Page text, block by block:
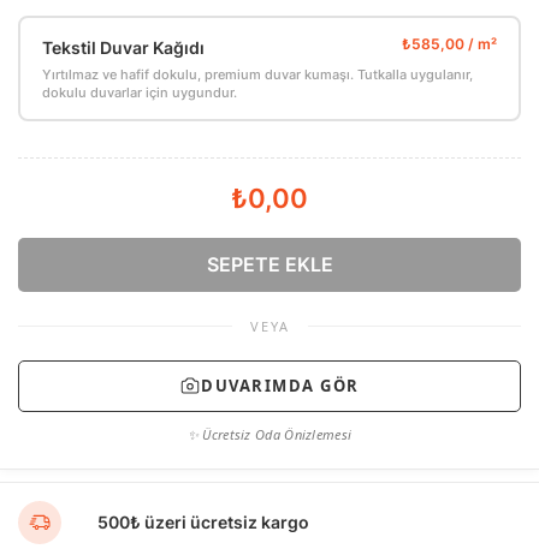
Tekstil Duvar Kağıdı
Yırtılmaz ve hafif dokulu, premium duvar kumaşı. Tutkalla uygulanır,
dokulu duvarlar için uygundur.
₺0,00
SEPETE EKLE
VEYA
DUVARIMDA GÖR
✨ Ücretsiz Oda Önizlemesi
500₺ üzeri ücretsiz kargo